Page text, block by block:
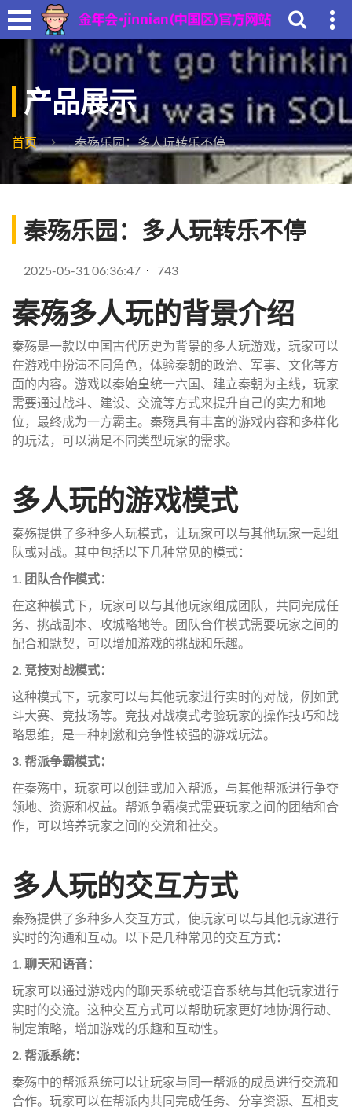
产品展示
首页 秦殇乐园：多人玩转乐不停
秦殇乐园：多人玩转乐不停
2025-05-31 06:36:47 743
秦殇多人玩的背景介绍
秦殇是一款以中国古代历史为背景的多人玩游戏，玩家可以
在游戏中扮演不同角色，体验秦朝的政治、军事、文化等方
面的内容。游戏以秦始皇统一六国、建立秦朝为主线，玩家
需要通过战斗、建设、交流等方式来提升自己的实力和地
位，最终成为一方霸主。秦殇具有丰富的游戏内容和多样化
的玩法，可以满足不同类型玩家的需求。
多人玩的游戏模式
秦殇提供了多种多人玩模式，让玩家可以与其他玩家一起组
队或对战。其中包括以下几种常见的模式：
1. 团队合作模式：
在这种模式下，玩家可以与其他玩家组成团队，共同完成任
务、挑战副本、攻城略地等。团队合作模式需要玩家之间的
配合和默契，可以增加游戏的挑战和乐趣。
2. 竞技对战模式：
这种模式下，玩家可以与其他玩家进行实时的对战，例如武
斗大赛、竞技场等。竞技对战模式考验玩家的操作技巧和战
略思维，是一种刺激和竞争性较强的游戏玩法。
3. 帮派争霸模式：
在秦殇中，玩家可以创建或加入帮派，与其他帮派进行争夺
领地、资源和权益。帮派争霸模式需要玩家之间的团结和合
作，可以培养玩家之间的交流和社交。
多人玩的交互方式
秦殇提供了多种多人交互方式，使玩家可以与其他玩家进行
实时的沟通和互动。以下是几种常见的交互方式：
1. 聊天和语音：
玩家可以通过游戏内的聊天系统或语音系统与其他玩家进行
实时的交流。这种交互方式可以帮助玩家更好地协调行动、
制定策略，增加游戏的乐趣和互动性。
2. 帮派系统：
秦殇中的帮派系统可以让玩家与同一帮派的成员进行交流和
合作。玩家可以在帮派内共同完成任务、分享资源、互相支